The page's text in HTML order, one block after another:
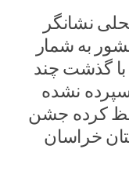
نشانگر
به شمار
با گذشت چند
نشده
کرده جشن
خراسان